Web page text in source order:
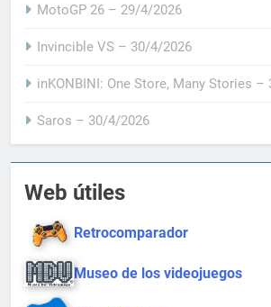
MotoGP 26 – 29/4/2026
Invincible VS – 30/4/2026
inKONBINI: One Store, Many Stories –
Saros – 30/4/2026
Web útiles
Retrocomparador
Museo de los videojuegos